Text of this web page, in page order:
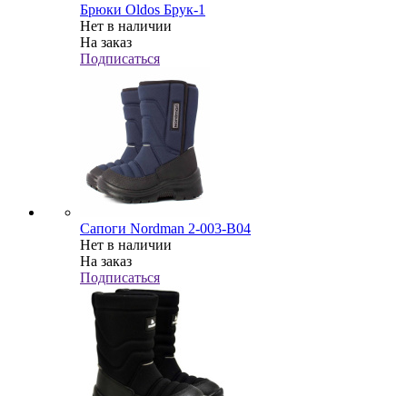
Брюки Oldos Брук-1
Нет в наличии
На заказ
Подписаться
Сапоги Nordman 2-003-B04
Нет в наличии
На заказ
Подписаться